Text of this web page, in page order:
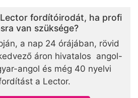
fordítóirodát, ha profi
van szüksége?
a nap 24 órájában, rövid
áron hivatalos angol-
angol és még 40 nyelvi
a Lector.